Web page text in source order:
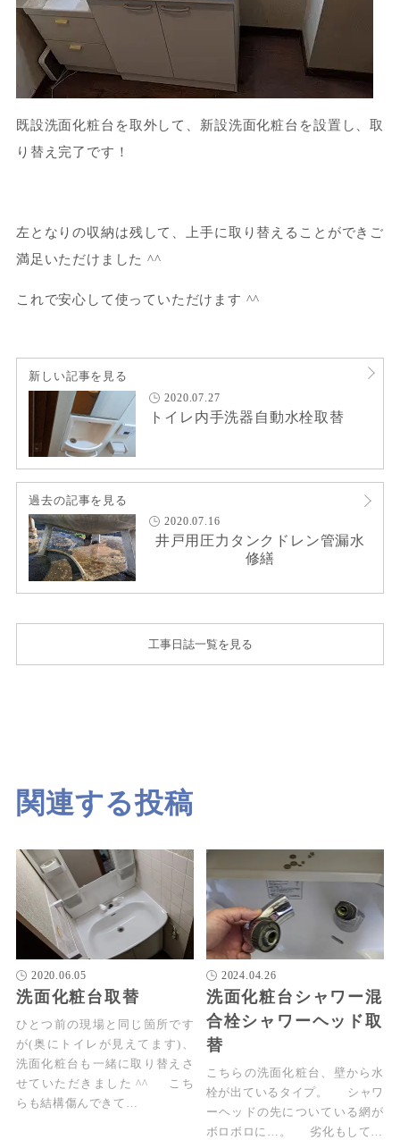
既設洗面化粧台を取外して、新設洗面化粧台を設置し、取
り替え完了です！
左となりの収納は残して、上手に取り替えることができご
満足いただけました ^^
これで安心して使っていただけます ^^
新しい記事を見る
2020.07.27
トイレ内手洗器自動水栓取替
過去の記事を見る
2020.07.16
井戸用圧力タンクドレン管漏水
修繕
工事日誌一覧を見る
関連する投稿
2020.06.05
洗面化粧台取替
ひとつ前の現場と同じ箇所です
が(奥にトイレが見えてます)、
洗面化粧台も一緒に取り替えさ
せていただきました ^^ こち
らも結構傷んできて…
2024.04.26
洗面化粧台シャワー混
合栓シャワーヘッド取
替
こちらの洗面化粧台、壁から水
栓が出ているタイプ。 シャワ
ーヘッドの先についている網が
ボロボロに…。 劣化もして…